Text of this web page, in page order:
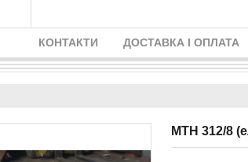
КОНТАКТИ ДОСТАВКА І ОПЛАТА
МТН 312/8